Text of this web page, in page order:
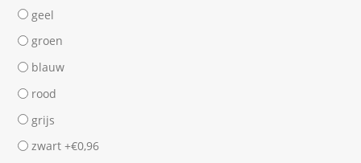
geel
groen
blauw
rood
grijs
zwart +€0,96